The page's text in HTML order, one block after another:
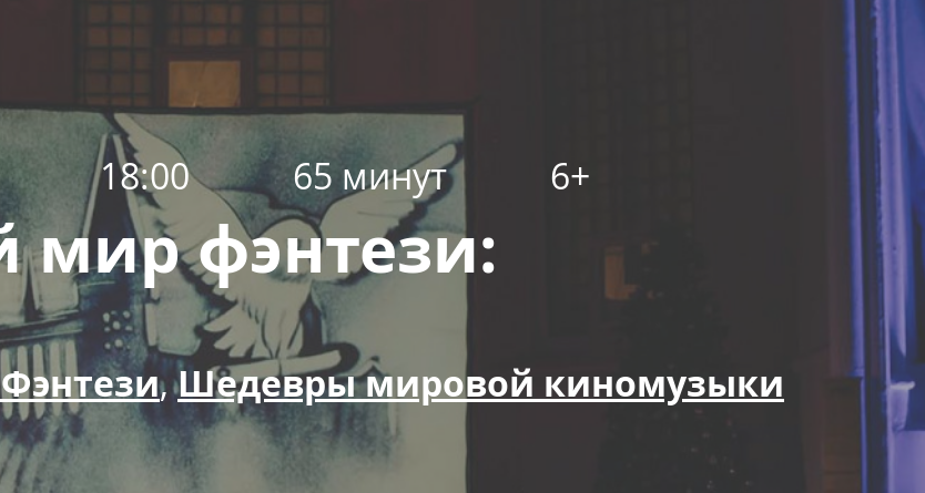
18:00 65 минут 6+
фэнтези:
,Шедевры мировой киномузыки